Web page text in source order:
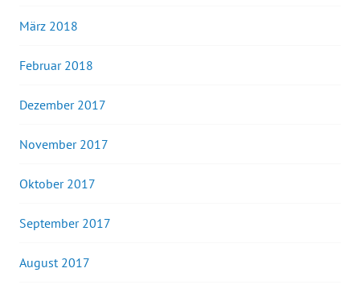
März 2018
Februar 2018
Dezember 2017
November 2017
Oktober 2017
September 2017
August 2017